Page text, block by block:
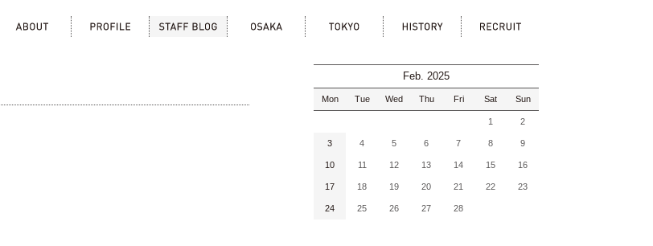
Feb. 2025
Mon Tue Wed Thu Fri Sat Sun
1 2
3 4 5 6 7 8 9
10 11 12 13 14 15 16
17 18 19 20 21 22 23
24 25 26 27 28